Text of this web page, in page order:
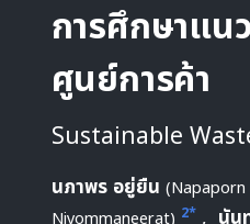
การศึกษาแน
ศูนย์การค้า
Sustainable
นภาพร อยู่ยืน (Napaporn
2*